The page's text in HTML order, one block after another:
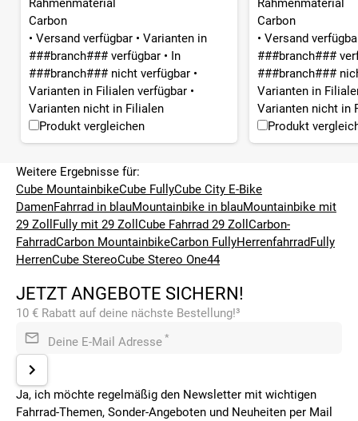
Rahmenmaterial
Carbon
• Versand verfügbar • Varianten in
###branch### verfügbar • In
###branch### nicht verfügbar •
Varianten in Filialen verfügbar •
Varianten nicht in Filialen
Produkt vergleichen
Rahmenmaterial
Carbon
• Versand
###branch###
###branch###
Varianten in
Varianten nicht in
Produkt
Weitere Ergebnisse für:
Cube MountainbikeCube FullyCube City E-Bike
DamenFahrrad in blauMountainbike in blauMountainbike mit
29 Zoll Fully mit 29 Zoll Cube Fahrrad 29 Zoll Carbon-
FahrradCarbon MountainbikeCarbon FullyHerrenfahrradFully
HerrenCube StereoCube Stereo One44
JETZT ANGEBOTE SICHERN!
10 € Rabatt auf deine nächste Bestellung!³
Deine E-Mail Adresse *
Ja, ich möchte regelmäßig den Newsletter mit wichtigen
Fahrrad-Themen, Sonder-Angeboten und Neuheiten per Mail